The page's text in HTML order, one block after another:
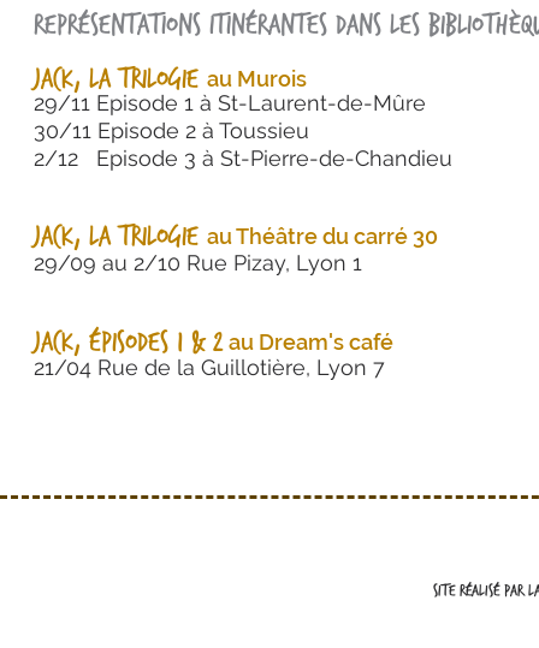
Représentations itinérantes dans les
Jack, La trilogie au Murois
29/11 Episode 1 à St-Laurent-de-Mûre
30/11 Episode 2 à Toussieu
2/12 Episode 3 à St-Pierre-de-Chandieu
Jack, La trilogie au Théâtre du carré 30
29/09 au 2/10 Rue Pizay, Lyon 1
Jack, épisodes 1 & 2au Dream's café
21/04 Rue de la Guillotière, Lyon 7
Site réalisé par